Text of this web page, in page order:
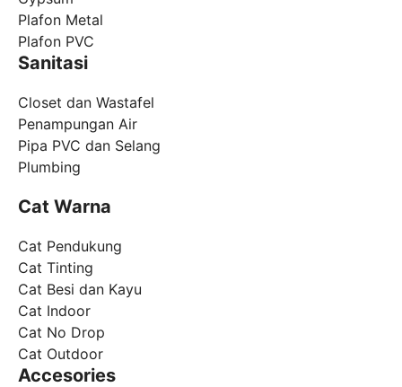
Plafon Metal
Plafon PVC
Sanitasi
Closet dan Wastafel
Penampungan Air
Pipa PVC dan Selang
Plumbing
Cat Warna
Cat Pendukung
Cat Tinting
Cat Besi dan Kayu
Cat Indoor
Cat No Drop
Cat Outdoor
Accesories